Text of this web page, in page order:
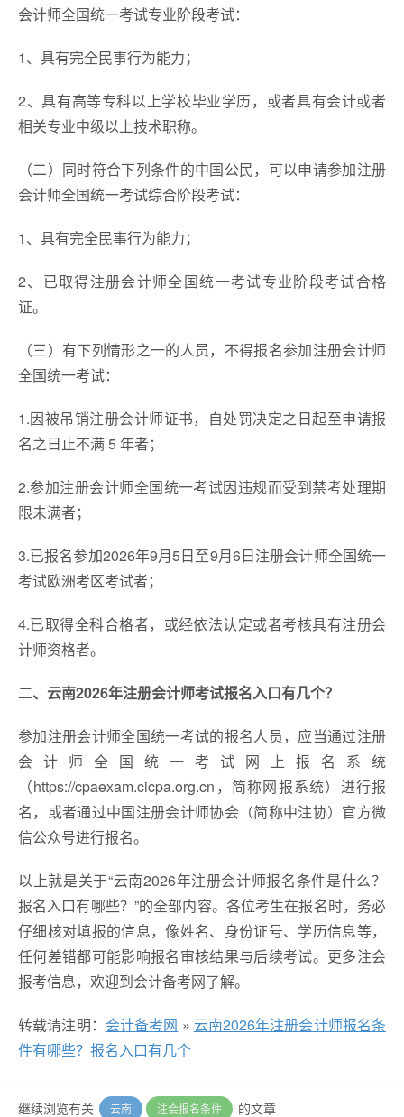
会计师全国统一考试专业阶段考试：
1、具有完全民事行为能力；
2、具有高等专科以上学校毕业学历，或者具有会计或者
相关专业中级以上技术职称。
（二）同时符合下列条件的中国公民，可以申请参加注册
会计师全国统一考试综合阶段考试：
1、具有完全民事行为能力；
2、已取得注册会计师全国统一考试专业阶段考试合格
证。
（三）有下列情形之一的人员，不得报名参加注册会计师
全国统一考试：
1.因被吊销注册会计师证书，自处罚决定之日起至申请报
名之日止不满 5 年者；
2.参加注册会计师全国统一考试因违规而受到禁考处理期
限未满者；
3.已报名参加2026年9月5日至9月6日注册会计师全国统一
考试欧洲考区考试者；
4.已取得全科合格者，或经依法认定或者考核具有注册会
计师资格者。
二、云南2026年注册会计师考试报名入口有几个？
参加注册会计师全国统一考试的报名人员，应当通过注册
会计师全国统一考试网上报名系统
（https://cpaexam.cicpa.org.cn，简称网报系统）进行报
名，或者通过中国注册会计师协会（简称中注协）官方微
信公众号进行报名。
以上就是关于“云南2026年注册会计师报名条件是什么？
报名入口有哪些？”的全部内容。各位考生在报名时，务必
仔细核对填报的信息，像姓名、身份证号、学历信息等，
任何差错都可能影响报名审核结果与后续考试。更多注会
报考信息，欢迎到会计备考网了解。
转载请注明： 会计备考网 » 云南2026年注册会计师报名条
件有哪些？报名入口有几个
继续浏览有关 云南 注会报名条件 的文章